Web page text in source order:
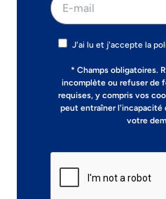
J'ai lu et j'accepte la
* Champs obligatoires.
incomplète ou refuser de
requises, y compris vos
peut entraîner l'incapacité
votre